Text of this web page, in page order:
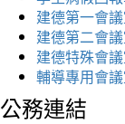
建德第一會
建德第二會
建德特殊會
輔導專用會
公務連結